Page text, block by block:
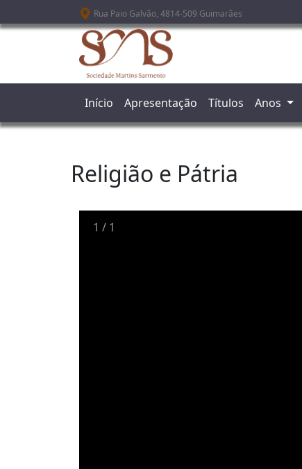
Passar para o conteúdo principal
Rua Paio Galvão, 4814-509 Guimarães
Início Apresentação Títulos Anos
Religião e Pátria
1 / 1